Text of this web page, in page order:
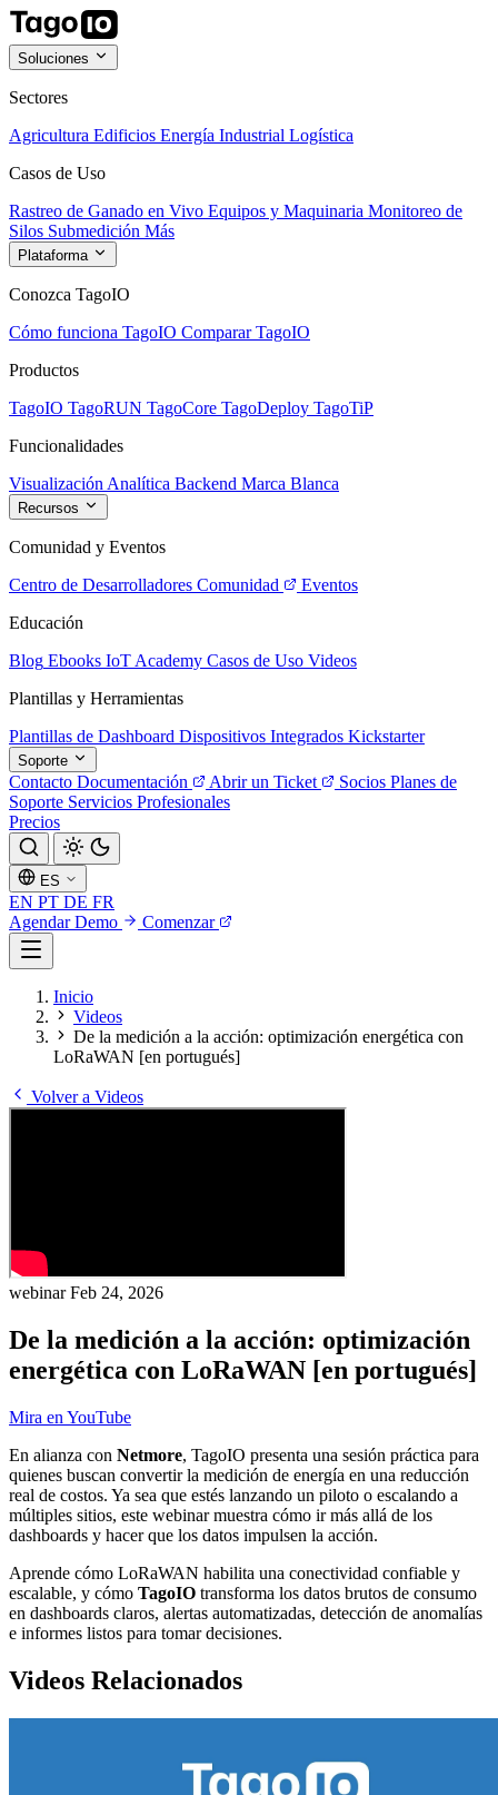
Soluciones
Sectores
Agricultura Edificios Energía Industrial Logística
Casos de Uso
Rastreo de Ganado en Vivo Equipos y Maquinaria Monitoreo de
Silos Submedición Más
Plataforma
Conozca TagoIO
Cómo funciona TagoIO Comparar TagoIO
Productos
TagoIO TagoRUN TagoCore TagoDeploy TagoTiP
Funcionalidades
Visualización Analítica Backend Marca Blanca
Recursos
Comunidad y Eventos
Centro de Desarrolladores Comunidad
Eventos
Educación
Blog Ebooks IoT Academy Casos de Uso Videos
Plantillas y Herramientas
Plantillas de Dashboard Dispositivos Integrados Kickstarter
Soporte
Contacto Documentación Abrir un Ticket Socios Planes de
Soporte Servicios Profesionales
Precios
ES
EN PT DE FR
Agendar Demo
Comenzar
Inicio
Videos
De la medición a la acción: optimización energética con
LoRaWAN [en portugués]
Volver a Videos
webinarFeb 24, 2026
De la medición a la acción: optimización
energética con LoRaWAN [en portugués]
Mira en YouTube
En alianza con Netmore, TagoIO presenta una sesión práctica para
quienes buscan convertir la medición de energía en una reducción
real de costos. Ya sea que estés lanzando un piloto o escalando a
múltiples sitios, este webinar muestra cómo ir más allá de los
dashboards y hacer que los datos impulsen la acción.
Aprende cómo LoRaWAN habilita una conectividad confiable y
escalable, y cómo TagoIO transforma los datos brutos de consumo
en dashboards claros, alertas automatizadas, detección de anomalías
e informes listos para tomar decisiones.
Videos Relacionados